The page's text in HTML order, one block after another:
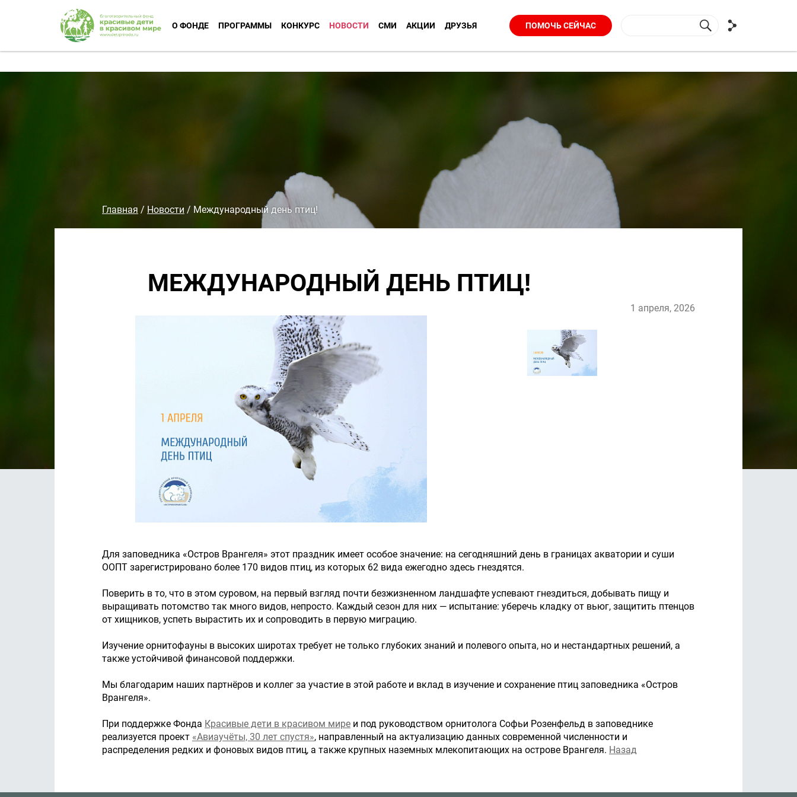
О ФОНДЕ ПРОГРАММЫ КОНКУРС НОВОСТИ СМИ АКЦИИ ДРУЗЬЯ ПОМОЧЬ СЕЙЧАС
Главная / Новости / Международный день птиц!
МЕЖДУНАРОДНЫЙ ДЕНЬ ПТИЦ!
1 апреля, 2026
Для заповедника «Остров Врангеля» этот праздник имеет особое значение: на сегодняшний день в границах акватории и суши
ООПТ зарегистрировано более 170 видов птиц, из которых 62 вида ежегодно здесь гнездятся.
Поверить в то, что в этом суровом, на первый взгляд почти безжизненном ландшафте успевают гнездиться, добывать пищу и
выращивать потомство так много видов, непросто. Каждый сезон для них — испытание: уберечь кладку от вьюг, защитить птенцов
от хищников, успеть вырастить их и сопроводить в первую миграцию.
Изучение орнитофауны в высоких широтах требует не только глубоких знаний и полевого опыта, но и нестандартных решений, а
также устойчивой финансовой поддержки.
Мы благодарим наших партнёров и коллег за участие в этой работе и вклад в изучение и сохранение птиц заповедника «Остров
Врангеля».
При поддержке Фонда Красивые дети в красивом мире и под руководством орнитолога Софьи Розенфельд в заповеднике
реализуется проект «Авиаучёты, 30 лет спустя», направленный на актуализацию данных современной численности и
распределения редких и фоновых видов птиц, а также крупных наземных млекопитающих на острове Врангеля. Назад